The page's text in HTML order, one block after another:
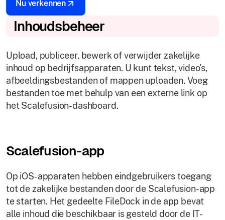
Nu verkennen
Inhoudsbeheer
Upload, publiceer, bewerk of verwijder zakelijke
inhoud op bedrijfsapparaten. U kunt tekst, video's,
afbeeldingsbestanden of mappen uploaden. Voeg
bestanden toe met behulp van een externe link op
het Scalefusion-dashboard.
Scalefusion-app
Op iOS-apparaten hebben eindgebruikers toegang
tot de zakelijke bestanden door de Scalefusion-app
te starten. Het gedeelte FileDock in de app bevat
alle inhoud die beschikbaar is gesteld door de IT-